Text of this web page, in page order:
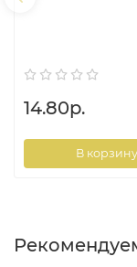
14.80р.
В корзину